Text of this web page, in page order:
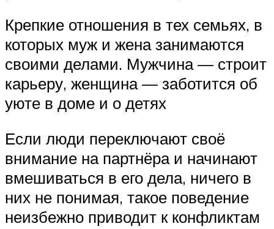
Крепкие отношения в тех семьях, в
которых муж и жена занимаются
своими делами. Мужчина — строит
карьеру, женщина — заботится об
уюте в доме и о детях
Если люди переключают своё
внимание на партнёра и начинают
вмешиваться в его дела, ничего в
них не понимая, такое поведение
неизбежно приводит к конфликтам